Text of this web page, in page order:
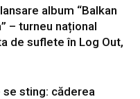
album “Balkan
– turneu național
de suflete în Log Out,
se sting: căderea